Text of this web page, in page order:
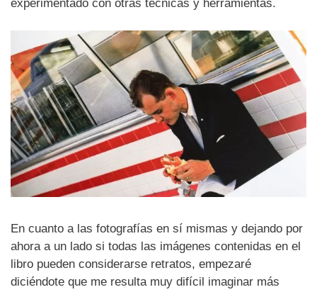
experimentado con otras técnicas y herramientas.
En cuanto a las fotografías en sí mismas y dejando por
ahora a un lado si todas las imágenes contenidas en el
libro pueden considerarse retratos, empezaré
diciéndote que me resulta muy difícil imaginar más